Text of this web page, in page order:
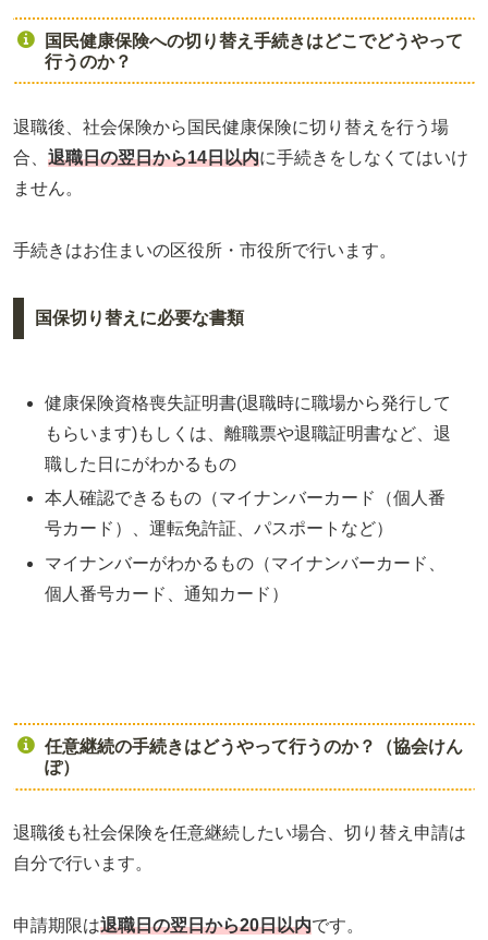
国民健康保険への切り替え手続きはどこでどうやって
行うのか？
退職後、社会保険から国民健康保険に切り替えを行う場
合、 退職日の翌日から14日以内に手続きをしなくてはいけ
ません。
手続きはお住まいの区役所・市役所で行います。
国保切り替えに必要な書類
健康保険資格喪失証明書(退職時に職場から発行して
もらいます)もしくは、離職票や退職証明書など、退
職した日にがわかるもの
本人確認できるもの（マイナンバーカード（個人番
号カード）、運転免許証、パスポートなど）
マイナンバーがわかるもの（マイナンバーカード、
個人番号カード、通知カード）
任意継続の手続きはどうやって行うのか？（協会けん
ぽ）
退職後も社会保険を任意継続したい場合、切り替え申請は
自分で行います。
申請期限は退職日の翌日から20日以内です。